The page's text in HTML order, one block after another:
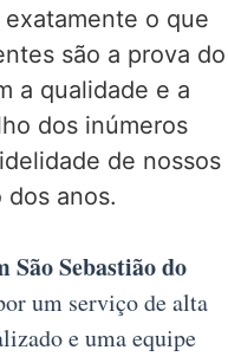
o que
são a prova do
a qualidade e a
dos inúmeros
de nossos
anos.
Sebastião do
um serviço de alta
e uma equipe